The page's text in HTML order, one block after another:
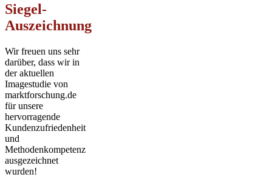
Siegel-
Auszeichnung
Wir freuen uns sehr
darüber, dass wir in
der aktuellen
Imagestudie von
marktforschung.de
für unsere
hervorragende
Kundenzufriedenheit
und
Methodenkompetenz
ausgezeichnet
wurden!